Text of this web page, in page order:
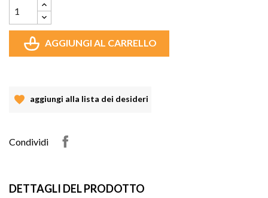
AGGIUNGI AL CARRELLO
aggiungi alla lista dei desideri
Condividi
DETTAGLI DEL PRODOTTO